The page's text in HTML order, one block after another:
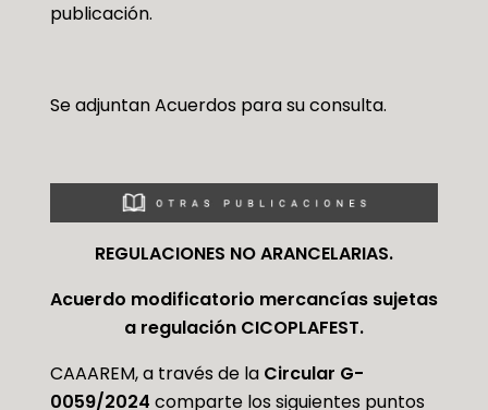
publicación.
Se adjuntan Acuerdos para su consulta.
REGULACIONES NO ARANCELARIAS.
Acuerdo modificatorio mercancías sujetas
a regulación CICOPLAFEST.
CAAAREM, a través de la Circular G-
0059/2024 comparte los siguientes puntos